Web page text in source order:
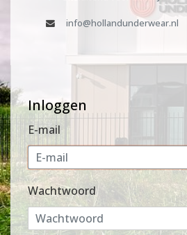
info@hollandunderwear.nl
Inloggen
E-mail
Wachtwoord